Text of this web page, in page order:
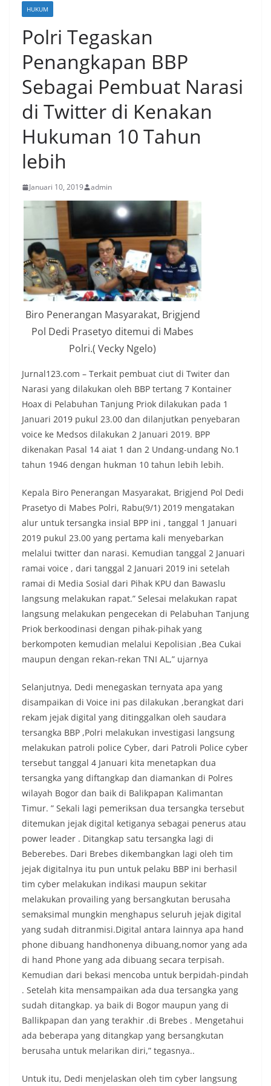
HUKUM
Polri Tegaskan
Penangkapan BBP
Sebagai Pembuat Narasi
di Twitter di Kenakan
Hukuman 10 Tahun
lebih
Januari 10, 2019 admin
Biro Penerangan Masyarakat, Brigjend
Pol Dedi Prasetyo ditemui di Mabes
Polri.( Vecky Ngelo)
Jurnal123.com – Terkait pembuat ciut di Twiter dan
Narasi yang dilakukan oleh BBP tertang 7 Kontainer
Hoax di Pelabuhan Tanjung Priok dilakukan pada 1
Januari 2019 pukul 23.00 dan dilanjutkan penyebaran
voice ke Medsos dilakukan 2 Januari 2019. BPP
dikenakan Pasal 14 aiat 1 dan 2 Undang-undang No.1
tahun 1946 dengan hukman 10 tahun lebih lebih.
Kepala Biro Penerangan Masyarakat, Brigjend Pol Dedi
Prasetyo di Mabes Polri, Rabu(9/1) 2019 mengatakan
alur untuk tersangka insial BPP ini , tanggal 1 Januari
2019 pukul 23.00 yang pertama kali menyebarkan
melalui twitter dan narasi. Kemudian tanggal 2 Januari
ramai voice , dari tanggal 2 Januari 2019 ini setelah
ramai di Media Sosial dari Pihak KPU dan Bawaslu
langsung melakukan rapat.” Selesai melakukan rapat
langsung melakukan pengecekan di Pelabuhan Tanjung
Priok berkoodinasi dengan pihak-pihak yang
berkompoten kemudian melalui Kepolisian ,Bea Cukai
maupun dengan rekan-rekan TNI AL,” ujarnya
Selanjutnya, Dedi menegaskan ternyata apa yang
disampaikan di Voice ini pas dilakukan ,berangkat dari
rekam jejak digital yang ditinggalkan oleh saudara
tersangka BBP ,Polri melakukan investigasi langsung
melakukan patroli police Cyber, dari Patroli Police cyber
tersebut tanggal 4 Januari kita menetapkan dua
tersangka yang diftangkap dan diamankan di Polres
wilayah Bogor dan baik di Balikpapan Kalimantan
Timur. ” Sekali lagi pemeriksan dua tersangka tersebut
ditemukan jejak digital ketiganya sebagai penerus atau
power leader . Ditangkap satu tersangka lagi di
Beberebes. Dari Brebes dikembangkan lagi oleh tim
jejak digitalnya itu pun untuk pelaku BBP ini berhasil
tim cyber melakukan indikasi maupun sekitar
melakukan provailing yang bersangkutan berusaha
semaksimal mungkin menghapus seluruh jejak digital
yang sudah ditranmisi.Digital antara lainnya apa hand
phone dibuang handhonenya dibuang,nomor yang ada
di hand Phone yang ada dibuang secara terpisah.
Kemudian dari bekasi mencoba untuk berpidah-pindah
. Setelah kita mensampaikan ada dua tersangka yang
sudah ditangkap. ya baik di Bogor maupun yang di
Ballikpapan dan yang terakhir .di Brebes . Mengetahui
ada beberapa yang ditangkap yang bersangkutan
berusaha untuk melarikan diri,” tegasnya..
Untuk itu, Dedi menjelaskan oleh tim cyber langsung